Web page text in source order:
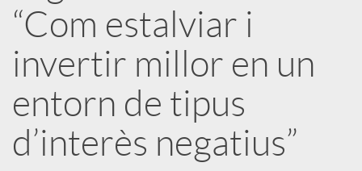
x
e
s
“Com estalviar i
invertir millor en un
entorn de tipus
d’interès negatius”